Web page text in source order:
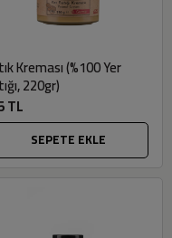
Kreması (%100 Yer
220gr)
TL
SEPETE EKLE